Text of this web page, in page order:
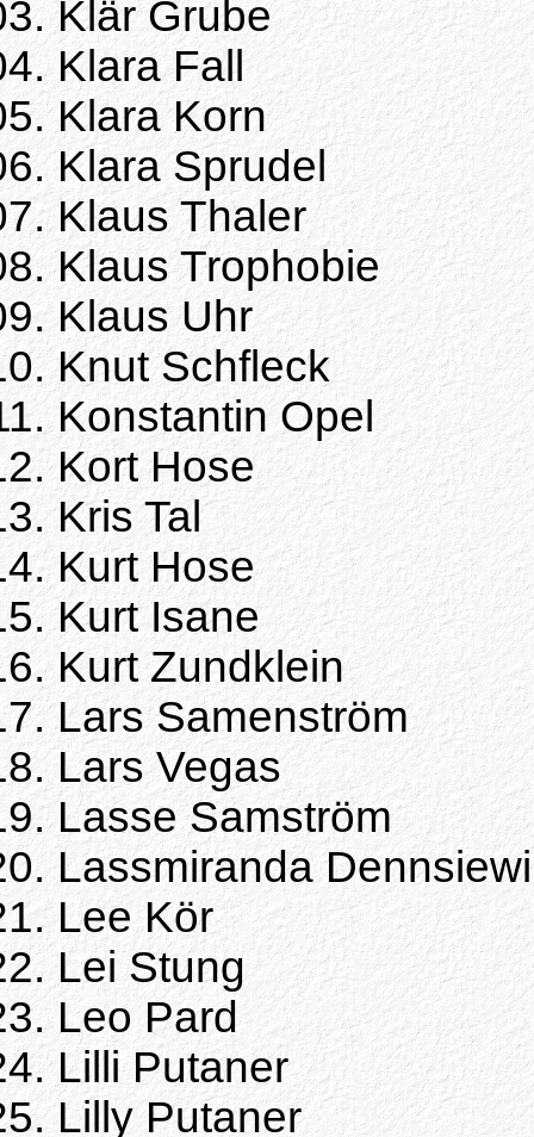
Klär Grube
Klara Fall
Klara Korn
Klara Sprudel
Klaus Thaler
Klaus Trophobie
Klaus Uhr
Knut Schfleck
Konstantin Opel
Kort Hose
Kris Tal
Kurt Hose
Kurt Isane
Kurt Zundklein
Lars Samenström
Lars Vegas
Lasse Samström
Lassmiranda
Lee Kör
Lei Stung
Leo Pard
Lilli Putaner
Lilly Putaner